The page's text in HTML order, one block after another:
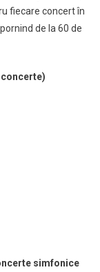
fiecare concert în
de la 60 de
simfonice